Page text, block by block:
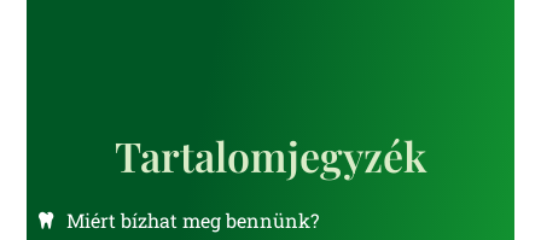
Tartalomjegyzék
Miért bízhat meg bennünk?